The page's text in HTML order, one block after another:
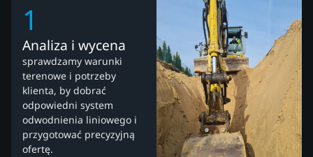
1
Analiza i wycena
sprawdzamy warunki
terenowe i potrzeby
klienta, by dobrać
odpowiedni system
odwodnienia liniowego i
przygotować precyzyjną
ofertę.